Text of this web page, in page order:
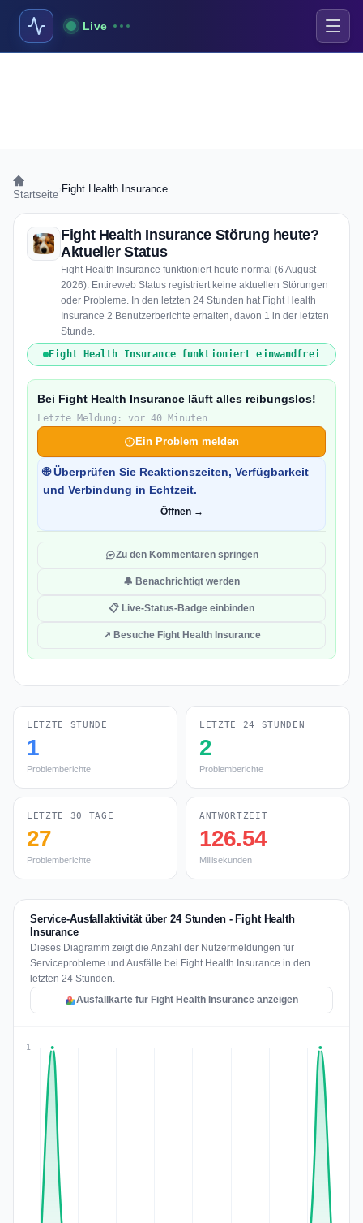
Live
Startseite Fight Health Insurance
Fight Health Insurance Störung heute?
Aktueller Status
Fight Health Insurance funktioniert heute normal (6 August
2026). Entireweb Status registriert keine aktuellen Störungen
oder Probleme. In den letzten 24 Stunden hat Fight Health
Insurance 2 Benutzerberichte erhalten, davon 1 in der letzten
Stunde.
Fight Health Insurance funktioniert einwandfrei
Bei Fight Health Insurance läuft alles reibungslos!
Letzte Meldung: vor 40 Minuten
Ein Problem melden
🌐 Überprüfen Sie Reaktionszeiten, Verfügbarkeit
und Verbindung in Echtzeit.
Öffnen →
Zu den Kommentaren springen
🔔 Benachrichtigt werden
📋 Live-Status-Badge einbinden
↗ Besuche Fight Health Insurance
LETZTE STUNDE
1
Problemberichte
LETZTE 24 STUNDEN
2
Problemberichte
LETZTE 30 TAGE
27
Problemberichte
ANTWORTZEIT
126.54
Millisekunden
Service-Ausfallaktivität über 24 Stunden - Fight Health
Insurance
Dieses Diagramm zeigt die Anzahl der Nutzermeldungen für
Serviceprobleme und Ausfälle bei Fight Health Insurance in den
letzten 24 Stunden.
Ausfallkarte für Fight Health Insurance anzeigen